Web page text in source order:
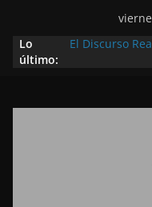
Lo
último:
El Discurso
Extranjero: al